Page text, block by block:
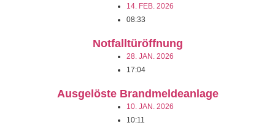
14. FEB. 2026
08:33
Notfalltüröffnung
28. JAN. 2026
17:04
Ausgelöste Brandmeldeanlage
10. JAN. 2026
10:11